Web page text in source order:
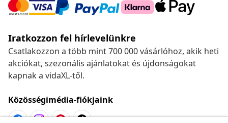
Iratkozzon fel hírlevelünkre
Csatlakozzon a több mint 700 000 vásárlóhoz, akik heti
akciókat, szezonális ajánlatokat és újdonságokat
kapnak a vidaXL-től.
Közösségimédia-fiókjaink